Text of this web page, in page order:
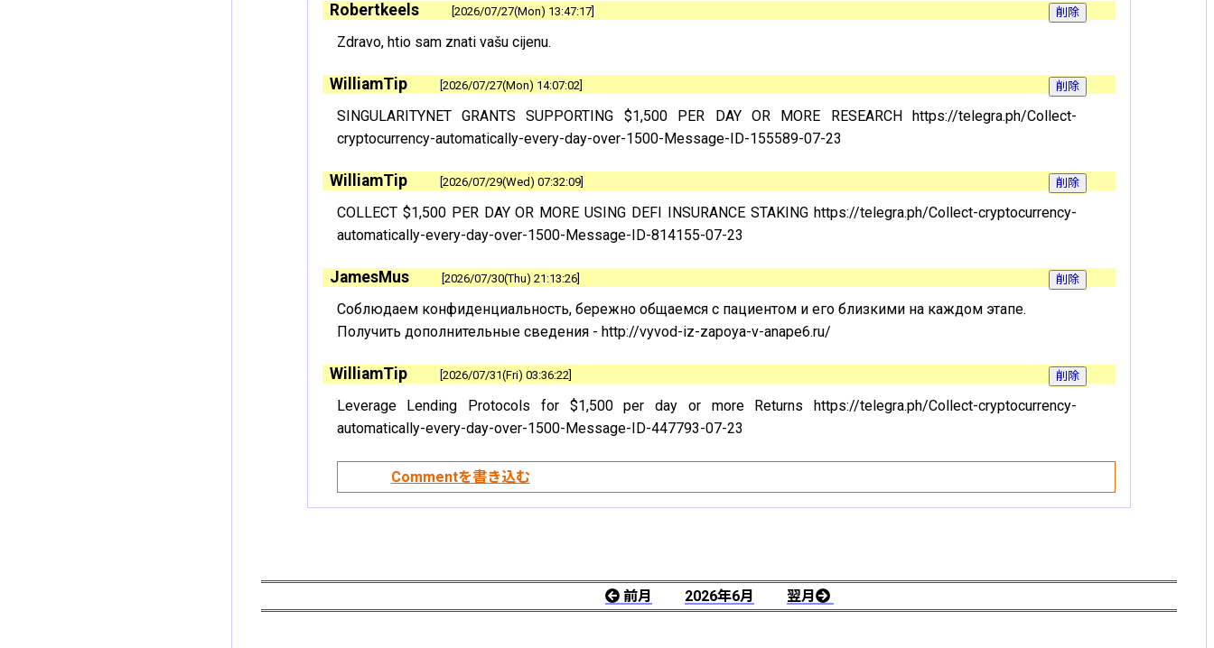
Robertkeels 2026/07/27(Mon) 13:47:17
Zdravo, htio sam znati vašu cijenu.
WilliamTip 2026/07/27(Mon) 14:07:02
SINGULARITYNET GRANTS SUPPORTING $1,500 PER DAY OR MORE RESEARCH https://telegra.ph/Collect-
cryptocurrency-automatically-every-day-over-1500-Message-ID-155589-07-23
WilliamTip 2026/07/29(Wed) 07:32:09
COLLECT $1,500 PER DAY OR MORE USING DEFI INSURANCE STAKING https://telegra.ph/Collect-cryptocurrency-
automatically-every-day-over-1500-Message-ID-814155-07-23
JamesMus 2026/07/30(Thu) 21:13:26
Соблюдаем конфиденциальность, бережно общаемся с пациентом и его близкими на каждом этапе.
Получить дополнительные сведения - http://vyvod-iz-zapoya-v-anape6.ru/
WilliamTip 2026/07/31(Fri) 03:36:22
Leverage Lending Protocols for $1,500 per day or more Returns https://telegra.ph/Collect-cryptocurrency-
automatically-every-day-over-1500-Message-ID-447793-07-23
前月 2026年6月 翌月